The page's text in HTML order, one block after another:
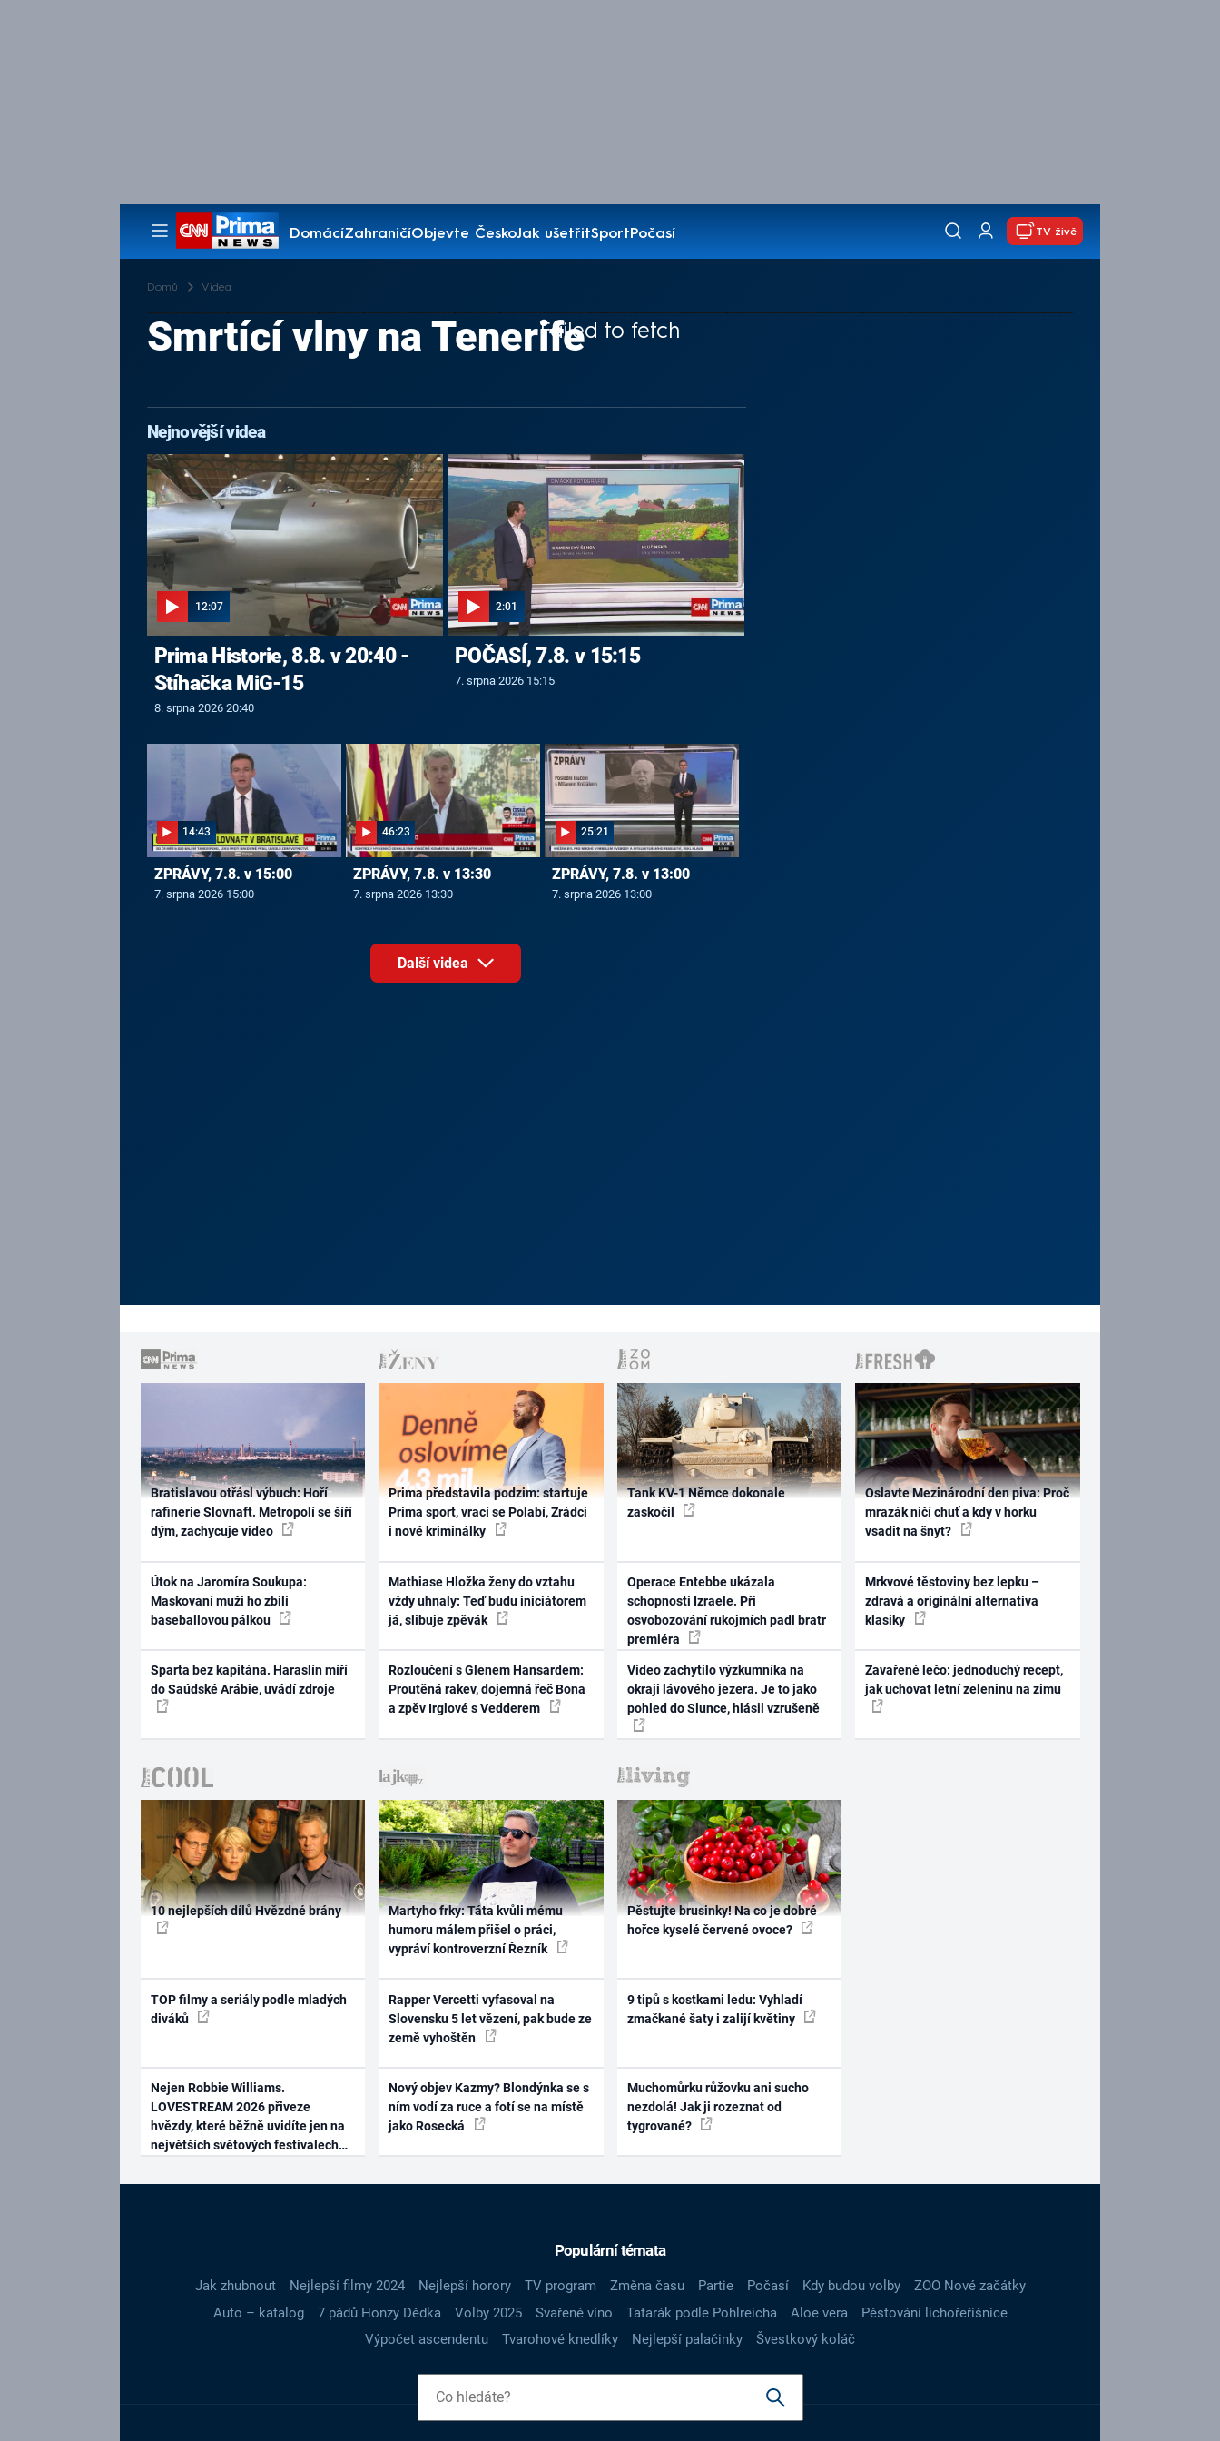
DomácíZahraničíObjevte ČeskoJak ušetřitSportPočasí
Pořady
TV živě
Domů Videa
Failed to fetch
Smrtící vlny na Tenerife
Nejnovější videa
12:07
Prima Historie, 8.8. v 20:40 -
Stíhačka MiG-15
8. srpna 2026 20:40
2:01
POČASÍ, 7.8. v 15:15
7. srpna 2026 15:15
14:43
ZPRÁVY, 7.8. v 15:00
7. srpna 2026 15:00
46:23
ZPRÁVY, 7.8. v 13:30
7. srpna 2026 13:30
25:21
ZPRÁVY, 7.8. v 13:00
7. srpna 2026 13:00
Další videa
Bratislavou otřásl výbuch: Hoří
rafinerie Slovnaft. Metropolí se šíří
dým, zachycuje video
Útok na Jaromíra Soukupa:
Maskovaní muži ho zbili
baseballovou pálkou
Sparta bez kapitána. Haraslín míří
do Saúdské Arábie, uvádí zdroje
Prima představila podzim: startuje
Prima sport, vrací se Polabí, Zrádci
i nové kriminálky
Mathiase Hložka ženy do vztahu
vždy uhnaly: Teď budu iniciátorem
já, slibuje zpěvák
Rozloučení s Glenem Hansardem:
Proutěná rakev, dojemná řeč Bona
a zpěv Irglové s Vedderem
Tank KV-1 Němce dokonale
zaskočil
Operace Entebbe ukázala
schopnosti Izraele. Při
osvobozování rukojmích padl bratr
premiéra
Video zachytilo výzkumníka na
okraji lávového jezera. Je to jako
pohled do Slunce, hlásil vzrušeně
Oslavte Mezinárodní den piva: Proč
mrazák ničí chuť a kdy v horku
vsadit na šnyt?
Mrkvové těstoviny bez lepku –
zdravá a originální alternativa
klasiky
Zavařené lečo: jednoduchý recept,
jak uchovat letní zeleninu na zimu
10 nejlepších dílů Hvězdné brány
TOP filmy a seriály podle mladých
diváků
Nejen Robbie Williams.
LOVESTREAM 2026 přiveze
hvězdy, které běžně uvidíte jen na
největších světových festivalech
Martyho frky: Táta kvůli mému
humoru málem přišel o práci,
vypráví kontroverzní Řezník
Rapper Vercetti vyfasoval na
Slovensku 5 let vězení, pak bude ze
země vyhoštěn
Nový objev Kazmy? Blondýnka se s
ním vodí za ruce a fotí se na místě
jako Rosecká
Pěstujte brusinky! Na co je dobré
hořce kyselé červené ovoce?
9 tipů s kostkami ledu: Vyhladí
zmačkané šaty i zalijí květiny
Muchomůrku růžovku ani sucho
nezdolá! Jak ji rozeznat od
tygrované?
Populární témata
Jak zhubnout Nejlepší filmy 2024 Nejlepší horory TV program Změna času Partie Počasí Kdy budou volby
ZOO Nové začátky
Auto – katalog
7 pádů Honzy Dědka Volby 2025 Svařené víno Tatarák podle Pohlreicha Aloe vera
Pěstování lichořeřišnice
Výpočet ascendentu
Tvarohové knedlíky Nejlepší palačinky Švestkový koláč